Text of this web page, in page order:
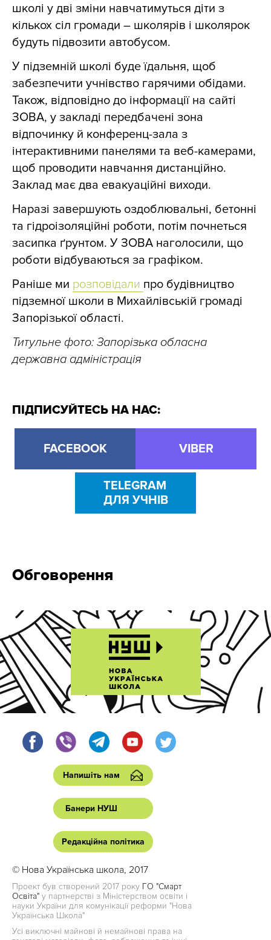
школі у дві зміни навчатимуться діти з
кількох сіл громади – школярів і школярок
будуть підвозити автобусом.
У підземній школі буде їдальня, щоб
забезпечити учнівство гарячими обідами.
Також, відповідно до інформації на сайті
ЗОВА, у закладі передбачені зона
відпочинку й конференц-зала з
інтерактивними панелями та веб-камерами,
щоб проводити навчання дистанційно.
Заклад має два евакуаційні виходи.
Наразі завершують оздоблювальні, бетонні
та гідроізоляційні роботи, потім почнеться
засипка ґрунтом. У ЗОВА наголосили, що
роботи відбуваються за графіком.
Раніше ми розповідали про будівництво
підземної школи в Михайлівській громаді
Запорізької області.
Титульне фото: Запорізька обласна
державна адміністрація
ПІДПИСУЙТЕСЬ НА НАС:
FACEBOOK VIBER
TELEGRAM
ДЛЯ УЧНІВ
Обговорення
Напишіть нам
Банери НУШ
Редакційна політика
© Нова Українська школа, 2017
Проект був створений 2017 року ГО "Смарт
Освіта" у партнерстві з Міністерством освіти і
науки України для комунікації реформи "Нова
Українська Школа"
Усі виключні майнові й немайнові права на